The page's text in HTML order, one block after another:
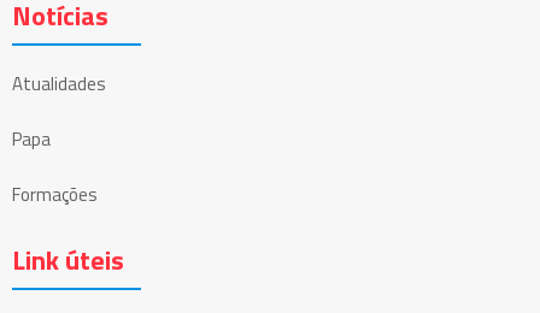
Notícias
Atualidades
Papa
Formações
Link úteis